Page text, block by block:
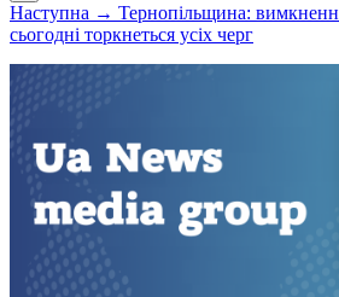
Наступна → Тернопільщина:
сьогодні торкнеться усіх черг